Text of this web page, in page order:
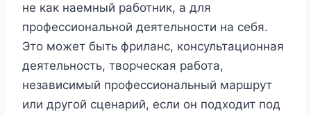
не как наемный работник, а для
профессиональной деятельности на себя.
Это может быть фриланс, консультационная
деятельность, творческая работа,
независимый профессиональный маршрут
или другой сценарий, если он подходит под